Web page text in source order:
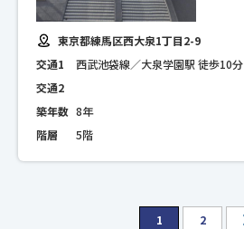
東京都練馬区西大泉1丁目2-9
交通1
西武池袋線／大泉学園駅 徒歩10分
交通2
築年数 8年
階層
5階
1 2